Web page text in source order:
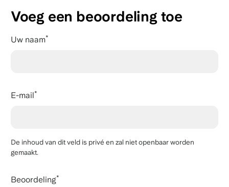
Voeg een beoordeling toe
Uw naam
E-mail
De inhoud van dit veld is privé en zal niet openbaar worden
gemaakt.
Beoordeling